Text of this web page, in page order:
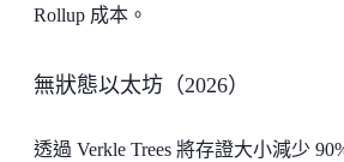
Rollup 成本。
無狀態以太坊（2026）
透過 Verkle Trees 將存證大小減少